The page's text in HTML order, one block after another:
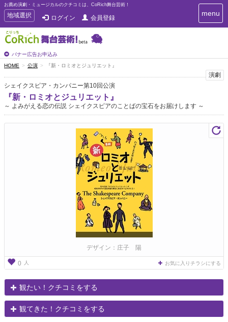
お薦め演劇・ミュージカルのクチコミは、CoRich舞台芸術！
T
o
g
g
e
n
a
v
地域選択 ログイン 会員登録
バナー広告お申込み
T
o
i
g
a
menu
HOME 公演 『新・ロミオとジュリエット』
演劇
シェイクスピア・カンパニー第10回公演
『新・ロミオとジュリエット』
～ よみがえる恋の伝説 シェイクスピアのことばの宝石をお届けします ～
デザイン：庄子 陽
0 人 お気に入りチラシにする
観たい！クチコミをする
観てきた！クチコミをする